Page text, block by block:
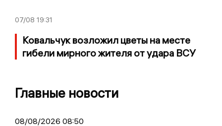
07/08 19:31
Ковальчук возложил цветы на месте
гибели мирного жителя от удара ВСУ
Главные новости
08/08/2026 08:50